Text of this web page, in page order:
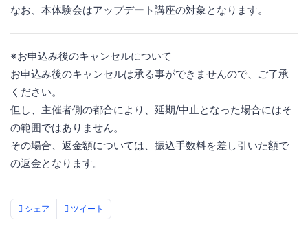
なお、本体験会はアップデート講座の対象となります。
※お申込み後のキャンセルについて
お申込み後のキャンセルは承る事ができませんので、ご了承
ください。
但し、主催者側の都合により、延期/中止となった場合にはそ
の範囲ではありません。
その場合、返金額については、振込手数料を差し引いた額で
の返金となります。
シェア ツイート